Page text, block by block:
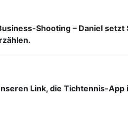
Shooting – Daniel
Link, die Tichtennis-